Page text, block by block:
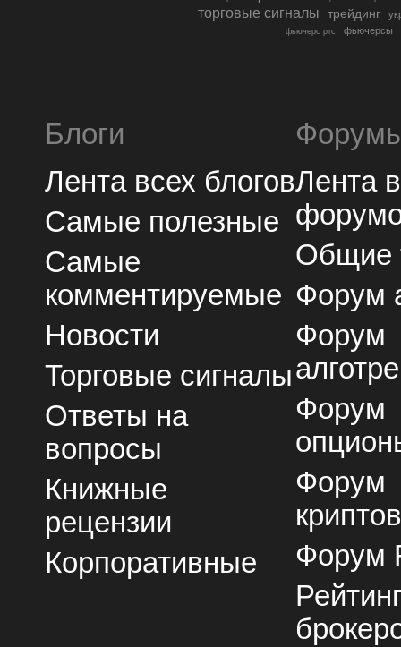
торговые сигналы трейдинг
фьючерс ртс фьючерсы
Блоги
Лента всех блогов
Самые полезные
Самые
комментируемые
Новости
Торговые сигналы
Ответы на
вопросы
Книжные
рецензии
Корпоративные
Лента
Общие
Форум
Форум
Форум
Форум
Форум